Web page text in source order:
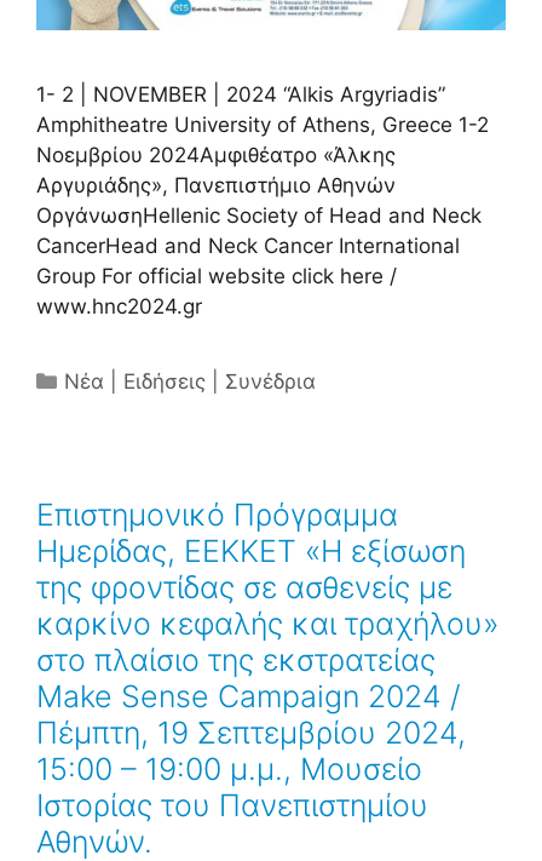
1- 2 | NOVEMBER | 2024 “Alkis Argyriadis”
Amphitheatre University of Athens, Greece 1-2
Νοεμβρίου 2024Αμφιθέατρο «Άλκης
Αργυριάδης», Πανεπιστήμιο Αθηνών
ΟργάνωσηHellenic Society of Head and Neck
CancerHead and Neck Cancer International
Group For official website click here /
www.hnc2024.gr
Κατηγορίες
Νέα | Ειδήσεις | Συνέδρια
Επιστημονικό Πρόγραμμα
Ημερίδας, ΕΕΚΚΕΤ «Η εξίσωση
της φροντίδας σε ασθενείς με
καρκίνο κεφαλής και τραχήλου»
στο πλαίσιο της εκστρατείας
Make Sense Campaign 2024 /
Πέμπτη, 19 Σεπτεμβρίου 2024,
15:00 – 19:00 μ.μ., Μουσείο
Ιστορίας του Πανεπιστημίου
Αθηνών.